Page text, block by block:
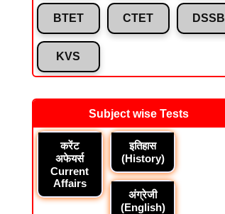
BTET CTET DSSB
KVS
Subject wise Tests
करेंट
अफेयर्स
Current
Affairs
इतिहास
(History)
अंग्रेजी
(English)